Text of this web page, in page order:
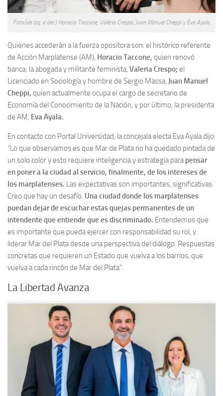
Foto:(de izq. a der.) Horacio Taccone, Valeria Crespo, Juan Manuel Cheppi y Eva Ayala.
Quienes accederán a la fuerza opositora son: el histórico referente
de Acción Marplatense (AM), Horacio Taccone, quien renovó
banca; la abogada y militante feminista, Valeria Crespo; el
Licenciado en Sociología y hombre de Sergio Massa, Juan Manuel
Cheppi, quien actualmente ocupa el cargo de secretario de
Economía del Conocimiento de la Nación, y por último, la presidenta
de AM, Eva Ayala.
En contacto con Portal Universidad, la concejala electa Eva Ayala dijo:
“Lo que observamos es que Mar de Plata no ha quedado pintada de
un solo color y esto requiere inteligencia y estrategia parapensar
en poner a la ciudad al servicio, finalmente, de los intereses de
los marplatenses. Las expectativas son importantes, significativas.
Creo que hay un desafío. Una ciudad donde los marplatenses
puedan dejar de escuchar estas quejas permanentes de un
intendente que entiende que es discriminado. Entendemos que
es importante que pueda ejercer con responsabilidad su rol, y
liderar Mar del Plata desde una perspectiva del diálogo. Respuestas
concretas que requieren un Estado que vuelva a los barrios, que
vuelva a cada rincón de Mar del Plata”.
La Libertad Avanza